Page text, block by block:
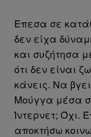
Έπεσα σε
δεν είχα
και συζήτησα
ότι δεν είναι
κάνεις. Να
Μούγγα μέσα
Ίντερνετ; Όχι.
αποκτήσω